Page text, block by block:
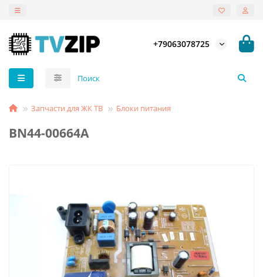
+79063078725
Запчасти для ЖК ТВ Блоки питания
BN44-00664A